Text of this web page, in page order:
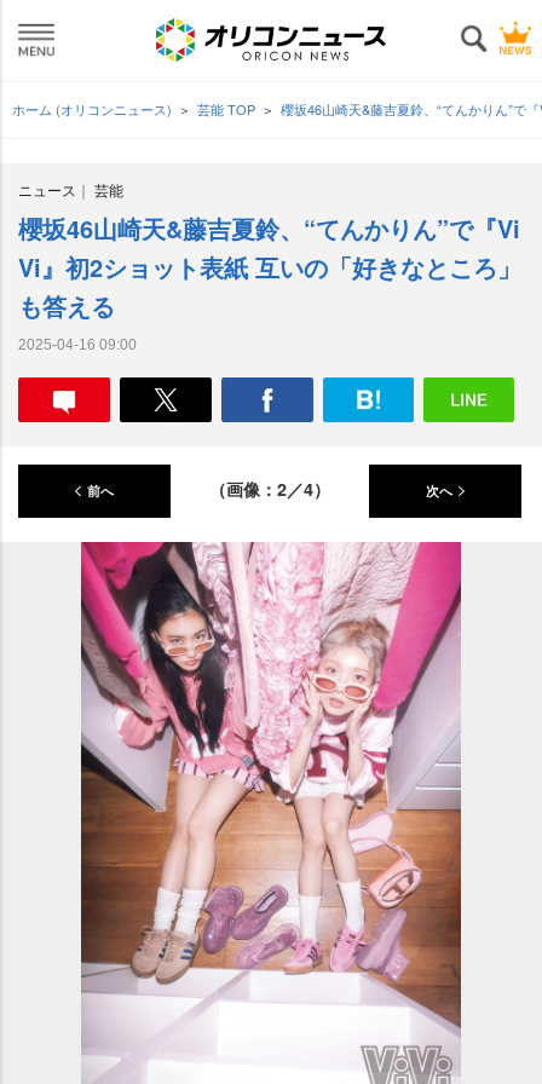
ホーム (オリコンニュース) 芸能 TOP 櫻坂46山崎天&藤吉夏鈴、“てんかりん”で
ニュース 芸能
櫻坂46山崎天&藤吉夏鈴、“てんかりん”で『Vi
Vi』初2ショット表紙 互いの「好きなところ」
も答える
2025-04-16 09:00
前へ （画像：2／4） 次へ